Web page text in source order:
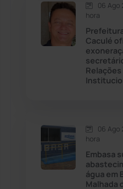
Cordeiros
Dom Basílio
Érico Cardoso
Esportes
06 Ago
hora
Caculé
Relações
06 Ago
hora
Embasa
água em
Malhada